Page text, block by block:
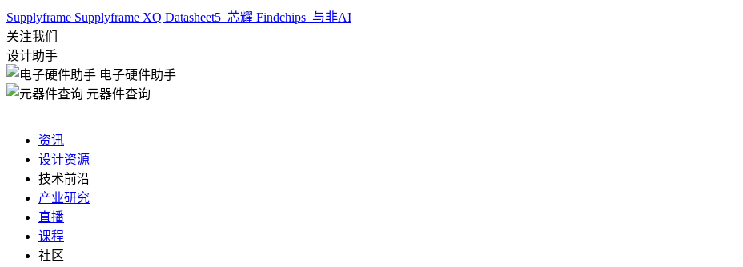
Supplyframe Supplyframe XQ Datasheet5 芯耀 Findchips 与非AI
关注我们
设计助手
电子硬件助手
元器件查询
资讯
设计资源
技术前沿
产业研究
直播
课程
社区